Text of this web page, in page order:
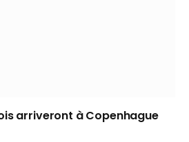
arriveront à Copenhague